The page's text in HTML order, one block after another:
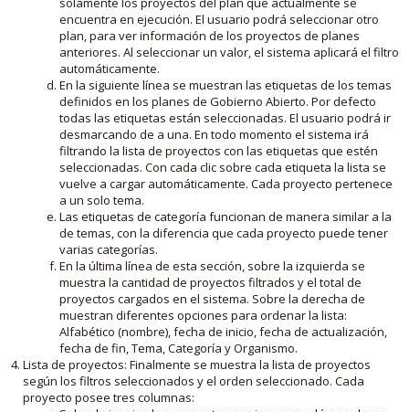
encuentra en ejecución. El usuario podrá seleccionar otro
plan, para ver información de los proyectos de planes
anteriores. Al seleccionar un valor, el sistema aplicará el filtro
automáticamente.
En la siguiente línea se muestran las etiquetas de los temas
definidos en los planes de Gobierno Abierto. Por defecto
todas las etiquetas están seleccionadas. El usuario podrá ir
desmarcando de a una. En todo momento el sistema irá
filtrando la lista de proyectos con las etiquetas que estén
seleccionadas. Con cada clic sobre cada etiqueta la lista se
vuelve a cargar automáticamente. Cada proyecto pertenece
a un solo tema.
Las etiquetas de categoría funcionan de manera similar a la
de temas, con la diferencia que cada proyecto puede tener
varias categorías.
En la última línea de esta sección, sobre la izquierda se
muestra la cantidad de proyectos filtrados y el total de
proyectos cargados en el sistema. Sobre la derecha de
muestran diferentes opciones para ordenar la lista:
Alfabético (nombre), fecha de inicio, fecha de actualización,
fecha de fin, Tema, Categoría y Organismo.
Lista de proyectos: Finalmente se muestra la lista de proyectos
según los filtros seleccionados y el orden seleccionado. Cada
proyecto posee tres columnas: